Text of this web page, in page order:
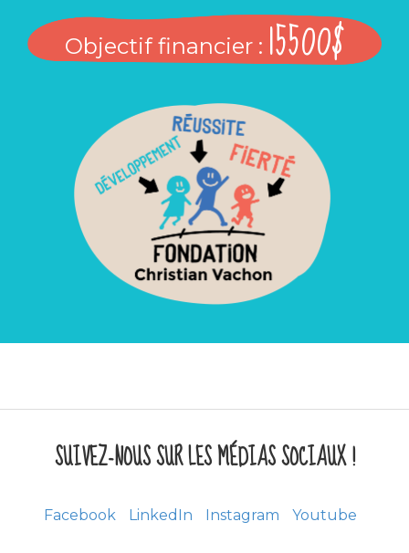
Objectif financier : 15500$
SUIVEZ-NOUS SUR LES MÉDIAS SOCIAUX !
Facebook LinkedIn Instagram Youtube